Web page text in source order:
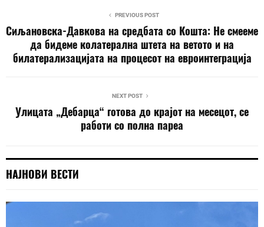
PREVIOUS POST
Сиљановска-Давкова на средбата со Кошта: Не смееме
да бидеме колатерална штета на ветото и на
билатерализацијата на процесот на евроинтегрaција
NEXT POST
Улицата „Дебарца“ готова до крајот на месецот, се
работи со полна пареа
НАЈНОВИ ВЕСТИ